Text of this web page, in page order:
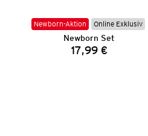
Newborn-Aktion Online Exklusiv
Newborn Set
Preis:
17,99 €